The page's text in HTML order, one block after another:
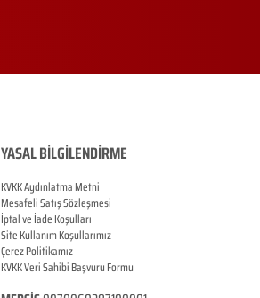
YASAL BİLGİLENDİRME
KVKK Aydınlatma Metni
Mesafeli Satış Sözleşmesi
İptal ve İade Koşulları
Site Kullanım Koşullarımız
Çerez Politikamız
KVKK Veri Sahibi Başvuru Formu